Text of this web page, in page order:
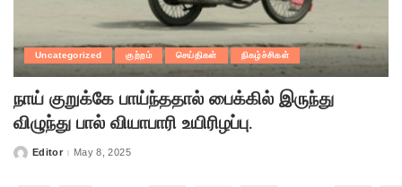
Uncategorized குற்றம் செய்திகள் நிகழ்ச்சிகள்
நாய் குறுக்கே பாய்ந்ததால் பைக்கில் இருந்து
விழுந்து பால் வியாபாரி உயிரிழப்பு.
PostedEditor May 8, 2025